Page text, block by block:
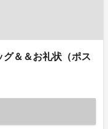
グ＆＆お礼状（ポス